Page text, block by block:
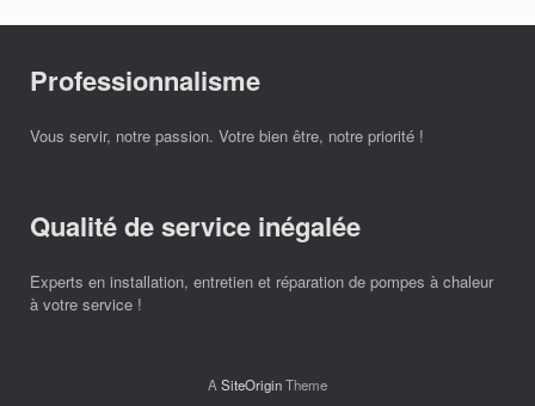
Professionnalisme
Vous servir, notre passion. Votre bien être, notre priorité !
Qualité de service inégalée
Experts en installation, entretien et réparation de pompes à chaleur
à votre service !
A SiteOriginTheme